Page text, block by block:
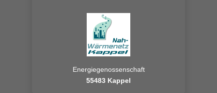
Energiegenossenschaft
55483 Kappel